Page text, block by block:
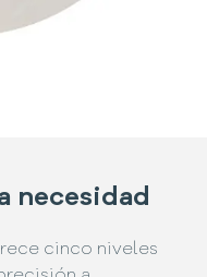
necesidad
cinco niveles